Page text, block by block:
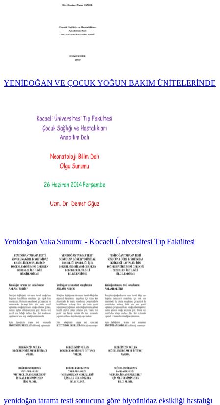
YENİDOĞAN VE ÇOCUK YOĞUN BAKIM ÜNİTELERİNDE
Yenidoğan Vaka Sunumu - Kocaeli Üniversitesi Tıp Fakültesi
yenidoğan tarama testi sonucuna göre biyotinidaz eksikliği hastalığı